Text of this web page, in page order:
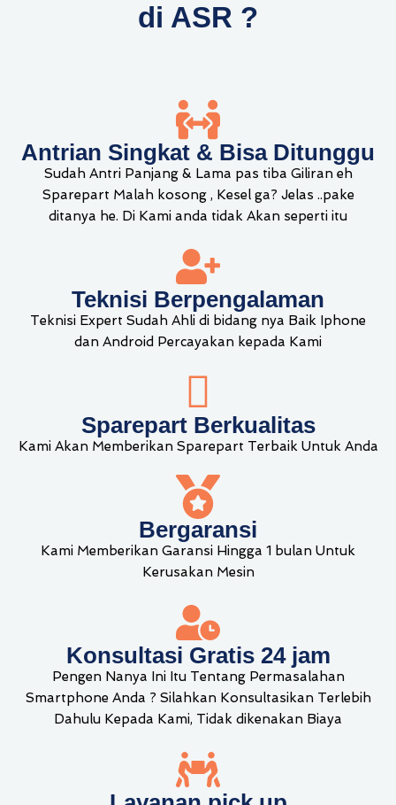
di ASR ?
Antrian Singkat & Bisa Ditunggu
Sudah Antri Panjang & Lama pas tiba Giliran eh
Sparepart Malah kosong , Kesel ga? Jelas ..pake
ditanya he. Di Kami anda tidak Akan seperti itu
Teknisi Berpengalaman
Teknisi Expert Sudah Ahli di bidang nya Baik Iphone
dan Android Percayakan kepada Kami
Sparepart Berkualitas
Kami Akan Memberikan Sparepart Terbaik Untuk Anda
Bergaransi
Kami Memberikan Garansi Hingga 1 bulan Untuk
Kerusakan Mesin
Konsultasi Gratis 24 jam
Pengen Nanya Ini Itu Tentang Permasalahan
Smartphone Anda ? Silahkan Konsultasikan Terlebih
Dahulu Kepada Kami, Tidak dikenakan Biaya